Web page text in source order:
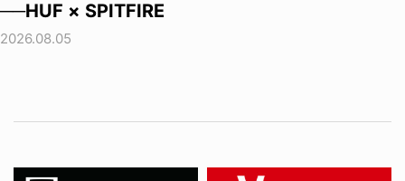
──HUF × SPITFIRE
2026.08.05